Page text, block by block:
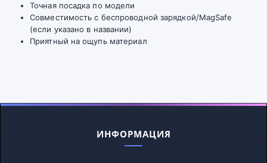
Точная посадка по модели
Совместимость с беспроводной зарядкой/MagSafe
(если указано в названии)
Приятный на ощупь материал
ИНФОРМАЦИЯ